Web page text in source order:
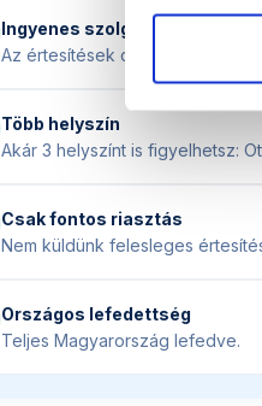
Ingyenes szolgáltatás
Az értesítések díjmentesek.
Több helyszín
Akár 3 helyszínt is figyelhetsz:
Csak fontos riasztás
Nem küldünk felesleges
Országos lefedettség
Teljes Magyarország lefedve.